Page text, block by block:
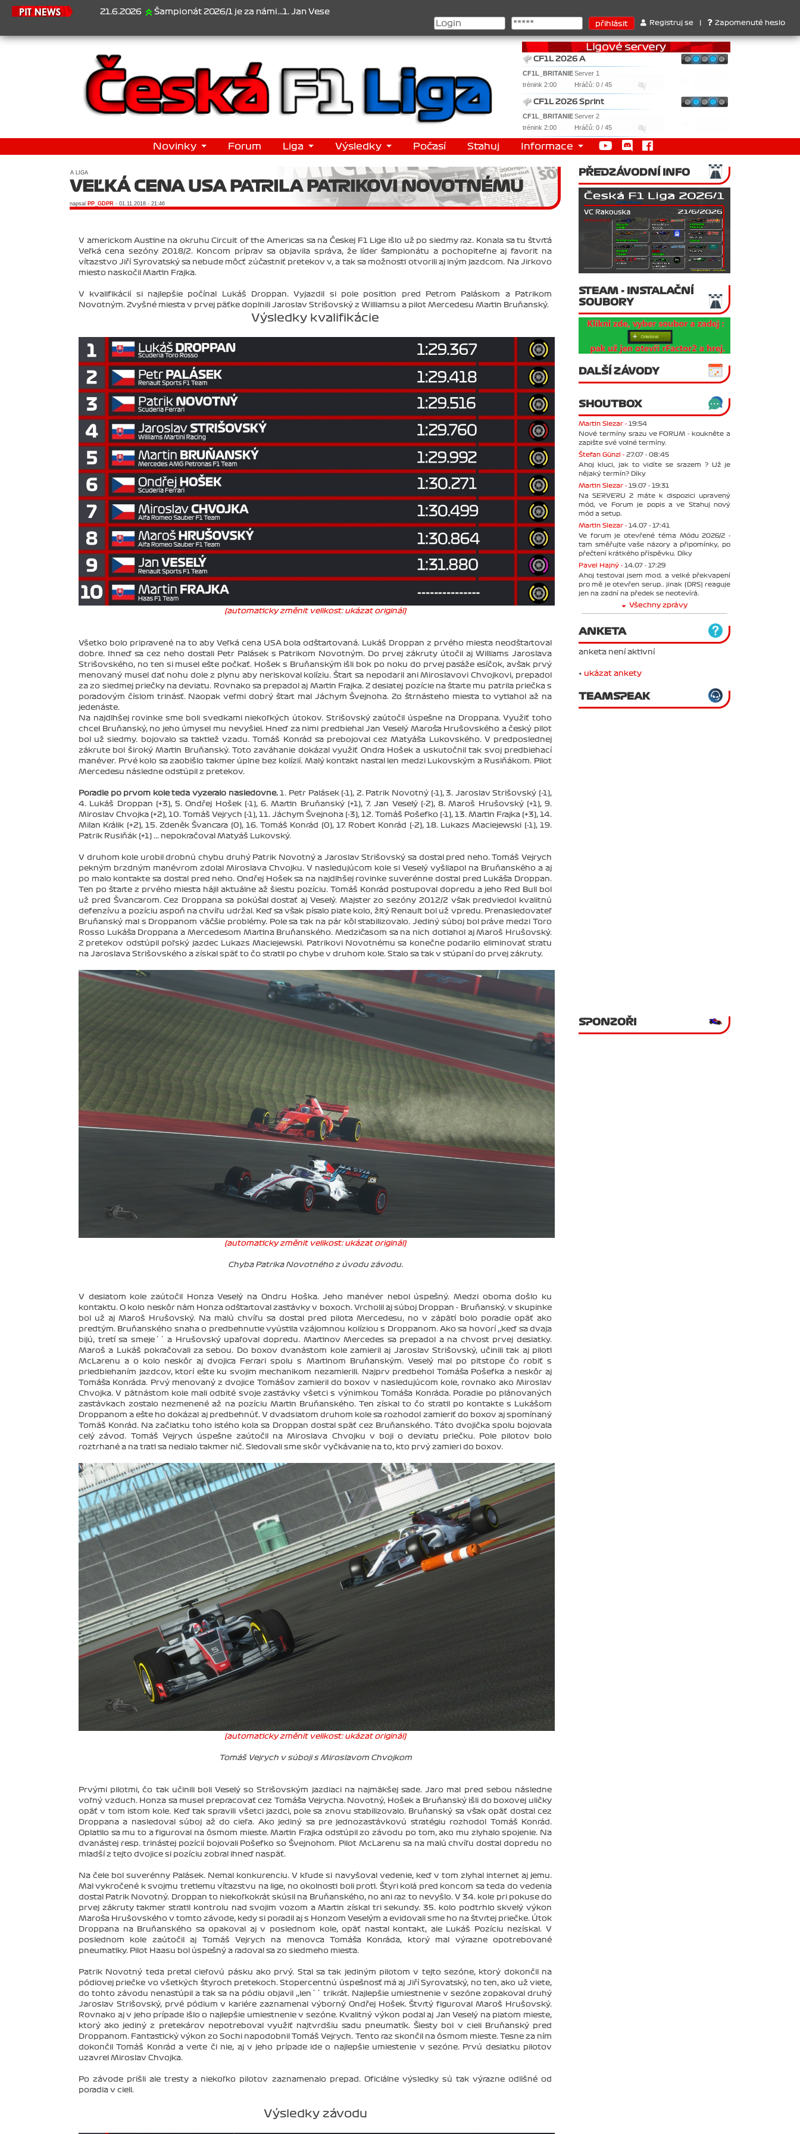
21.6.2026 Šampionát 2026/1 je za námi...1. Jan Veselý , 2. Jan Nováček , 3. Jakub Chmelík , Pohár konstruktérů : 1. Ferrari . 2. Williams , 3. RedBull ..... SprintCup - 1. Jan Nováček , 2.
Registruj se Zapomenuté heslo
CF1L 2026 A
CF1L_BRITANIEServer 1
trénink 2:00
Hráčů: 0 / 45
CF1L 2026 Sprint
CF1L_BRITANIEServer 2
trénink 2:00
Hráčů: 0 / 45
Novinky Forum Liga Výsledky Počasí Stahuj Informace
A LIGA
VEĽKÁ CENA USA PATRILA PATRIKOVI NOVOTNÉMU
napsal PP_GDPR - 01.11.2018 - 21:46
V americkom Austine na okruhu Circuit of the Americas sa na Českej F1 Lige išlo už po siedmy raz. Konala sa tu štvrtá
Veľká cena sezóny 2018/2. Koncom príprav sa objavila správa, že líder šampionátu a pochopiteľne aj favorit na
víťazstvo Jiří Syrovatský sa nebude môcť zúčastniť pretekov v, a tak sa možnosti otvorili aj iným jazdcom. Na Jirkovo
miesto naskočil Martin Frajka.
V kvalifikácií si najlepšie počínal Lukáš Droppan. Vyjazdil si pole position pred Petrom Paláskom a Patrikom
Novotným. Zvyšné miesta v prvej päťke doplnili Jaroslav Strišovský z Williamsu a pilot Mercedesu Martin Bruňanský.
Výsledky kvalifikácie
(automaticky změnit velikost: ukázat originál)
Všetko bolo pripravené na to aby Veľká cena USA bola odštartovaná. Lukáš Droppan z prvého miesta neodštartoval
dobre. Ihneď sa cez neho dostali Petr Palásek s Patrikom Novotným. Do prvej zákruty útočil aj Williams Jaroslava
Strišovského, no ten si musel ešte počkať. Hošek s Bruňanským išli bok po noku do prvej pasáže esíčok, avšak prvý
menovaný musel dať nohu dole z plynu aby neriskoval kolíziu. Štart sa nepodaril ani Miroslavovi Chvojkovi, prepadol
za zo siedmej priečky na deviatu. Rovnako sa prepadol aj Martin Frajka. Z desiatej pozície na štarte mu patrila priečka s
poradovým číslom trinásť. Naopak veľmi dobrý štart mal Jáchym Švejnoha. Zo štrnásteho miesta to vytiahol až na
jedenáste.
Na najdlhšej rovinke sme boli svedkami niekoľkých útokov. Strišovský zaútočil úspešne na Droppana. Využiť toho
chcel Bruňanský, no jeho úmysel mu nevyšiel. Hneď za nimi predbiehal Jan Veselý Maroša Hrušovského a český pilot
bol už siedmy. bojovalo sa taktiež vzadu. Tomáš Konrád sa prebojoval cez Matyáša Lukovského. V predposlednej
zákrute bol široký Martin Bruňanský. Toto zaváhanie dokázal využiť Ondra Hošek a uskutočnil tak svoj predbiehací
manéver. Prvé kolo sa zaobišlo takmer úplne bez kolízií. Malý kontakt nastal len medzi Lukovským a Rusiňákom. Pilot
Mercedesu následne odstúpil z pretekov.
Poradie po prvom kole teda vyzeralo nasledovne.1. Petr Palásek (-1), 2. Patrik Novotný (-1), 3. Jaroslav Strišovský (-1),
4. Lukáš Droppan (+3), 5. Ondřej Hošek (-1), 6. Martin Bruňanský (+1), 7. Jan Veselý (-2), 8. Maroš Hrušovský (+1), 9.
Miroslav Chvojka (+2), 10. Tomáš Vejrych (-1), 11. Jáchym Švejnoha (-3), 12. Tomáš Pošefko (-1), 13. Martin Frajka (+3), 14.
Milan Králik (+2), 15. Zdeněk Švancara (0), 16. Tomáš Konrád (0), 17. Robert Konrád (-2), 18. Lukazs Maciejewski (-1), 19.
Patrik Rusiňák (+1) ... nepokračoval Matyáš Lukovský.
V druhom kole urobil drobnú chybu druhý Patrik Novotný a Jaroslav Strišovský sa dostal pred neho. Tomáš Vejrych
pekným brzdným manévrom zdolal Miroslava Chvojku. V nasledujúcom kole si Veselý vyšliapol na Bruňanského a aj
po malo kontakte sa dostal pred neho. Ondřej Hošek sa na najdlhšej rovinke suverénne dostal pred Lukáša Droppan.
Ten po štarte z prvého miesta hájil aktuálne až šiestu pozíciu. Tomáš Konrád postupoval dopredu a jeho Red Bull bol
už pred Švancarom. Cez Droppana sa pokúšal dostať aj Veselý. Majster zo sezóny 2012/2 však predviedol kvalitnú
defenzívu a pozíciu aspoň na chvíľu udržal. Keď sa však písalo piate kolo, žltý Renault bol už vpredu. Prenasledovateľ
Bruňanský mal s Droppanom väčšie problémy. Pole sa tak na pár kôl stabilizovalo. Jediný súboj bol práve medzi Toro
Rosso Lukáša Droppana a Mercedesom Martina Bruňanského. Medzičasom sa na nich dotiahol aj Maroš Hrušovský.
Z pretekov odstúpil poľský jazdec Lukazs Maciejewski. Patrikovi Novotnému sa konečne podarilo eliminovať stratu
na Jaroslava Strišovského a získal späť to čo stratil po chybe v druhom kole. Stalo sa tak v stúpaní do prvej zákruty.
(automaticky změnit velikost: ukázat originál)
Chyba Patrika Novotného z úvodu závodu.
V desiatom kole zaútočil Honza Veselý na Ondru Hoška. Jeho manéver nebol úspešný. Medzi oboma došlo ku
kontaktu. O kolo neskôr nám Honza odštartoval zastávky v boxoch. Vrcholil aj súboj Droppan - Bruňanský. v skupinke
bol už aj Maroš Hrušovský. Na malú chvíľu sa dostal pred pilota Mercedesu, no v zápätí bolo poradie opäť ako
predtým. Bruňanského snaha o predbehnutie vyústila vzájomnou kolíziou s Droppanom. Ako sa hovorí ,,keď sa dvaja
bijú, tretí sa smeje´´ a Hrušovský upaľoval dopredu. Martinov Mercedes sa prepadol a na chvost prvej desiatky.
Maroš a Lukáš pokračovali za sebou. Do boxov dvanástom kole zamieril aj Jaroslav Strišovský, učinili tak aj piloti
McLarenu a o kolo neskôr aj dvojica Ferrari spolu s Martinom Bruňanským. Veselý mal po pitstope čo robiť s
priedbiehaním jazdcov, ktorí ešte ku svojim mechanikom nezamierili. Najprv predbehol Tomáša Pošefka a neskôr aj
Tomáša Konráda. Prvý menovaný z dvojice Tomášov zamieril do boxov v nasledujúcom kole, rovnako ako Miroslav
Chvojka. V pätnástom kole mali odbité svoje zastávky všetci s výnimkou Tomáša Konráda. Poradie po plánovaných
zastávkach zostalo nezmenené až na pozíciu Martin Bruňanského. Ten získal to čo stratil po kontakte s Lukášom
Droppanom a ešte ho dokázal aj predbehnúť. V dvadsiatom druhom kole sa rozhodol zamieriť do boxov aj spomínaný
Tomáš Konrád. Na začiatku toho istého kola sa Droppan dostal späť cez Bruňanského. Táto dvojička spolu bojovala
celý závod. Tomáš Vejrych úspešne zaútočil na Miroslava Chvojku v boji o deviatu priečku. Pole pilotov bolo
roztrhané a na trati sa nedialo takmer nič. Sledovali sme skôr vyčkávanie na to, kto prvý zamieri do boxov.
(automaticky změnit velikost: ukázat originál)
Tomáš Vejrych v súboji s Miroslavom Chvojkom
Prvými pilotmi, čo tak učinili boli Veselý so Strišovským jazdiaci na najmäkšej sade. Jaro mal pred sebou následne
voľný vzduch. Honza sa musel prepracovať cez Tomáša Vejrycha. Novotný, Hošek a Bruňanský išli do boxovej uličky
opäť v tom istom kole. Keď tak spravili všetci jazdci, pole sa znovu stabilizovalo. Bruňanský sa však opäť dostal cez
Droppana a nasledoval súboj až do cieľa. Ako jediný sa pre jednozastávkovú stratégiu rozhodol Tomáš Konrád.
Oplatilo sa mu to a figuroval na ôsmom mieste. Martin Frajka odstúpil zo závodu po tom, ako mu zlyhalo spojenie. Na
dvanástej resp. trinástej pozícií bojovali Pošefko so Švejnohom. Pilot McLarenu sa na malú chvíľu dostal dopredu no
mladší z tejto dvojice si pozíciu zobral ihneď naspäť.
Na čele bol suverénny Palásek. Nemal konkurenciu. V kľude si navyšoval vedenie, keď v tom zlyhal internet aj jemu.
Mal vykročené k svojmu tretiemu víťazstvu na lige, no okolnosti boli proti. Štyri kolá pred koncom sa teda do vedenia
dostal Patrik Novotný. Droppan to niekoľkokrát skúsil na Bruňanského, no ani raz to nevyšlo. V 34. kole pri pokuse do
prvej zákruty takmer stratil kontrolu nad svojim vozom a Martin získal tri sekundy. 35. kolo podtrhlo skvelý výkon
Maroša Hrušovského v tomto závode, kedy si poradil aj s Honzom Veselým a evidovali sme ho na štvrtej priečke. Útok
Droppana na Bruňanského sa opakoval aj v poslednom kole, opäť nastal kontakt, ale Lukáš Pozíciu nezískal. V
poslednom kole zaútočil aj Tomáš Vejrych na menovca Tomáša Konráda, ktorý mal výrazne opotrebované
pneumatiky. Pilot Haasu bol úspešný a radoval sa zo siedmeho miesta.
Patrik Novotný teda preťal cieľovú pásku ako prvý. Stal sa tak jediným pilotom v tejto sezóne, ktorý dokončil na
pódiovej priečke vo všetkých štyroch pretekoch. Stopercentnú úspešnosť má aj Jiří Syrovatský, no ten, ako už viete,
do tohto závodu nenastúpil a tak sa na pódiu objavil ,,len´´ trikrát. Najlepšie umiestnenie v sezóne zopakoval druhý
Jaroslav Strišovský, prvé pódium v kariére zaznamenal výborný Ondřej Hošek. Štvrtý figuroval Maroš Hrušovský.
Rovnako aj v jeho prípade išlo o najlepšie umiestnenie v sezóne. Kvalitný výkon podal aj Jan Veselý na piatom mieste,
ktorý ako jediný z pretekárov nepotreboval využiť najtvrdšiu sadu pneumatík. Šiesty bol v cieli Bruňanský pred
Droppanom. Fantastický výkon zo Sochi napodobnil Tomáš Vejrych. Tento raz skončil na ôsmom mieste. Tesne za ním
dokončil Tomáš Konrád a verte či nie, aj v jeho prípade ide o najlepšie umiestenie v sezóne. Prvú desiatku pilotov
uzavrel Miroslav Chvojka.
Po závode prišli ale tresty a niekoľko pilotov zaznamenalo prepad. Oficiálne výsledky sú tak výrazne odlišné od
poradia v cieli.
Výsledky závodu
PŘEDZÁVODNÍ INFO
STEAM - INSTALAČNÍ
SOUBORY
DALŠÍ ZÁVODY
SHOUTBOX
Martin Slezar - 19:54
Nové termíny srazu ve FORUM - koukněte a
zapište své volné termíny.
Štefan Günzl - 27.07 - 08:45
Ahoj kluci, jak to vidíte se srazem ? Už je
nějaký termín? Díky
Martin Slezar - 19.07 - 19:31
Na SERVERU 2 máte k dispozici upravený
mód, ve Forum je popis a ve Stahuj nový
mód a setup.
Martin Slezar - 14.07 - 17:41
Ve forum je otevřené téma Módu 2026/2 -
tam směřujte vaše názory a připomínky, po
přečtení krátkého příspěvku. Díky
Pavel Hajný - 14.07 - 17:29
Ahoj testoval jsem mod. a velké překvapení
pro mě je otevřen serup.. jinak (DRS) reaguje
jen na zadní na předek se neotevírá.
Všechny zprávy
ANKETA
anketa není aktivní
• ukázat ankety
TEAMSPEAK
SPONZOŘI